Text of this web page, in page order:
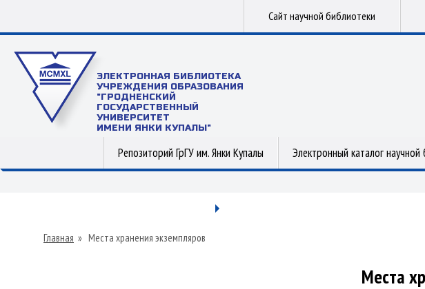
Сайт научной библиотеки
ЭЛЕКТРОННАЯ БИБЛИОТЕКА
УЧРЕЖДЕНИЯ ОБРАЗОВАНИЯ
"ГРОДНЕНСКИЙ
ГОСУДАРСТВЕННЫЙ
УНИВЕРСИТЕТ
ИМЕНИ ЯНКИ КУПАЛЫ"
Репозиторий ГрГУ им. Янки Купалы Электронный каталог научной
Главная » Места хранения экземпляров
Места